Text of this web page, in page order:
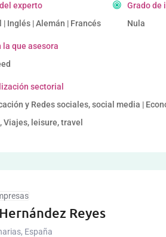
experto
| Inglés | Alemán | Francés
Grado de
Nula
la que asesora
sectorial
y Redes sociales, social media |
Viajes, leisure, travel
Reyes
, España